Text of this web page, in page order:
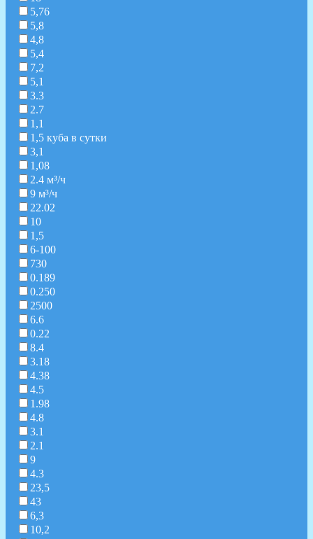
5,76
5,8
4,8
5,4
7,2
5,1
3.3
2.7
1,1
1,5 куба в сутки
3,1
1,08
2.4 м³/ч
9 м³/ч
22.02
10
1,5
6-100
730
0.189
0.250
2500
6.6
0.22
8.4
3.18
4.38
4.5
1.98
4.8
3.1
2.1
9
4.3
23,5
43
6,3
10,2